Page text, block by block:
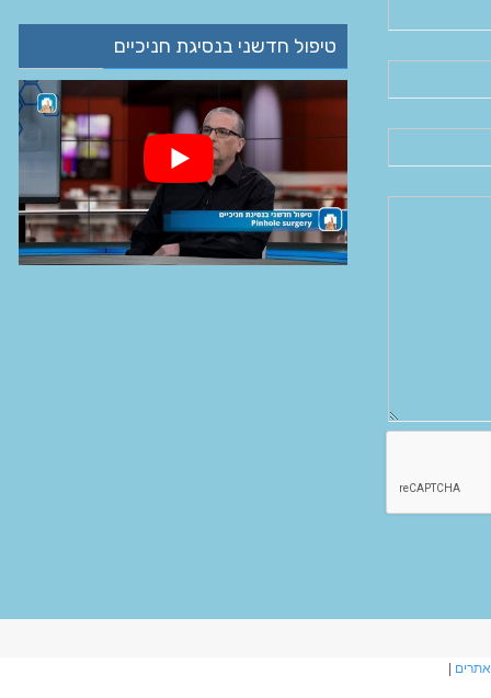
טיפול חדשני בנסיגת חניכיים